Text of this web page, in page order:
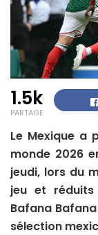
1.5k
PARTAGE
Le Mexique a
monde 2026
jeudi, lors du
jeu et
Bafana
sélection